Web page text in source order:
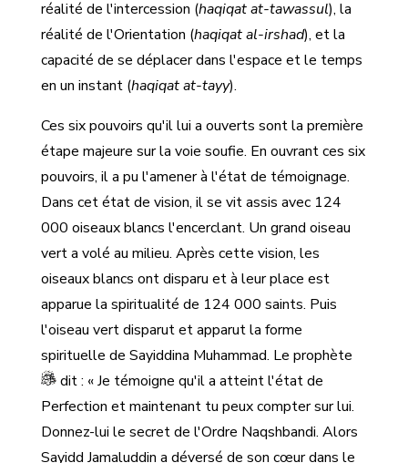
réalité de l'intercession (haqiqat at-tawassul), la
réalité de l'Orientation (haqiqat al-irshad), et la
capacité de se déplacer dans l'espace et le temps
en un instant (haqiqat at-tayy).
Ces six pouvoirs qu'il lui a ouverts sont la première
étape majeure sur la voie soufie. En ouvrant ces six
pouvoirs, il a pu l'amener à l'état de témoignage.
Dans cet état de vision, il se vit assis avec 124
000 oiseaux blancs l'encerclant. Un grand oiseau
vert a volé au milieu. Après cette vision, les
oiseaux blancs ont disparu et à leur place est
apparue la spiritualité de 124 000 saints. Puis
l'oiseau vert disparut et apparut la forme
spirituelle de Sayiddina Muhammad. Le prophète
dit : « Je témoigne qu'il a atteint l'état de
Perfection et maintenant tu peux compter sur lui.
Donnez-lui le secret de l'Ordre Naqshbandi. Alors
Sayidd Jamaluddin a déversé de son cœur dans le